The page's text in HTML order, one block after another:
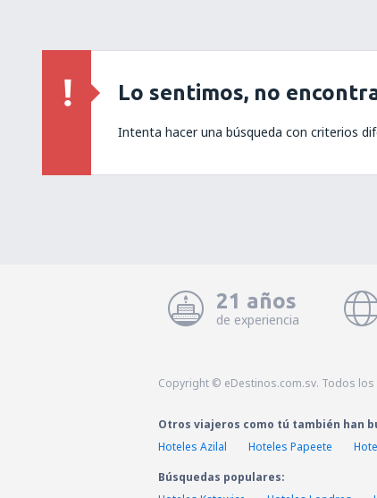
Lo sentimos, no
Intenta hacer una búsqueda con criterios
21 años
de experiencia
Copyright © eDestinos.com.sv. Todos
Otros viajeros como tú también han
Hoteles Azilal
Hoteles Papeete
Búsquedas populares: